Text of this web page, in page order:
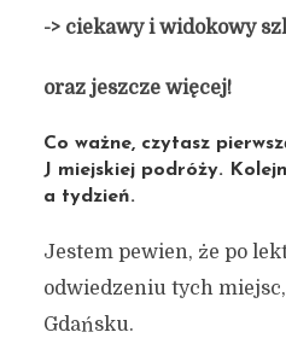
-> ciekawy i widokowy
oraz jeszcze więcej!
Co ważne, czytasz
J miejskiej podróży.
a tydzień.
Jestem pewien, że po
odwiedzeniu tych
Gdańsku.